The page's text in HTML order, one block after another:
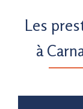
Les
à